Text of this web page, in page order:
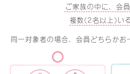
ご家族の中に、会
複数(2名以上)い
同一対象者の場合、会員どちらかお